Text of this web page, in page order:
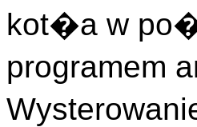
kot�a w
programem